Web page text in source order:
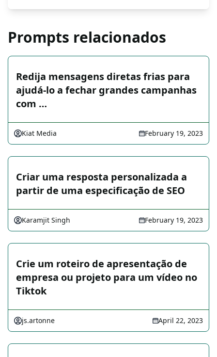
Prompts relacionados
Redija mensagens diretas frias para
ajudá-lo a fechar grandes campanhas
com …
Kiat Media February 19, 2023
Criar uma resposta personalizada a
partir de uma especificação de SEO
Karamjit Singh February 19, 2023
Crie um roteiro de apresentação de
empresa ou projeto para um vídeo no
Tiktok
js.artonne April 22, 2023